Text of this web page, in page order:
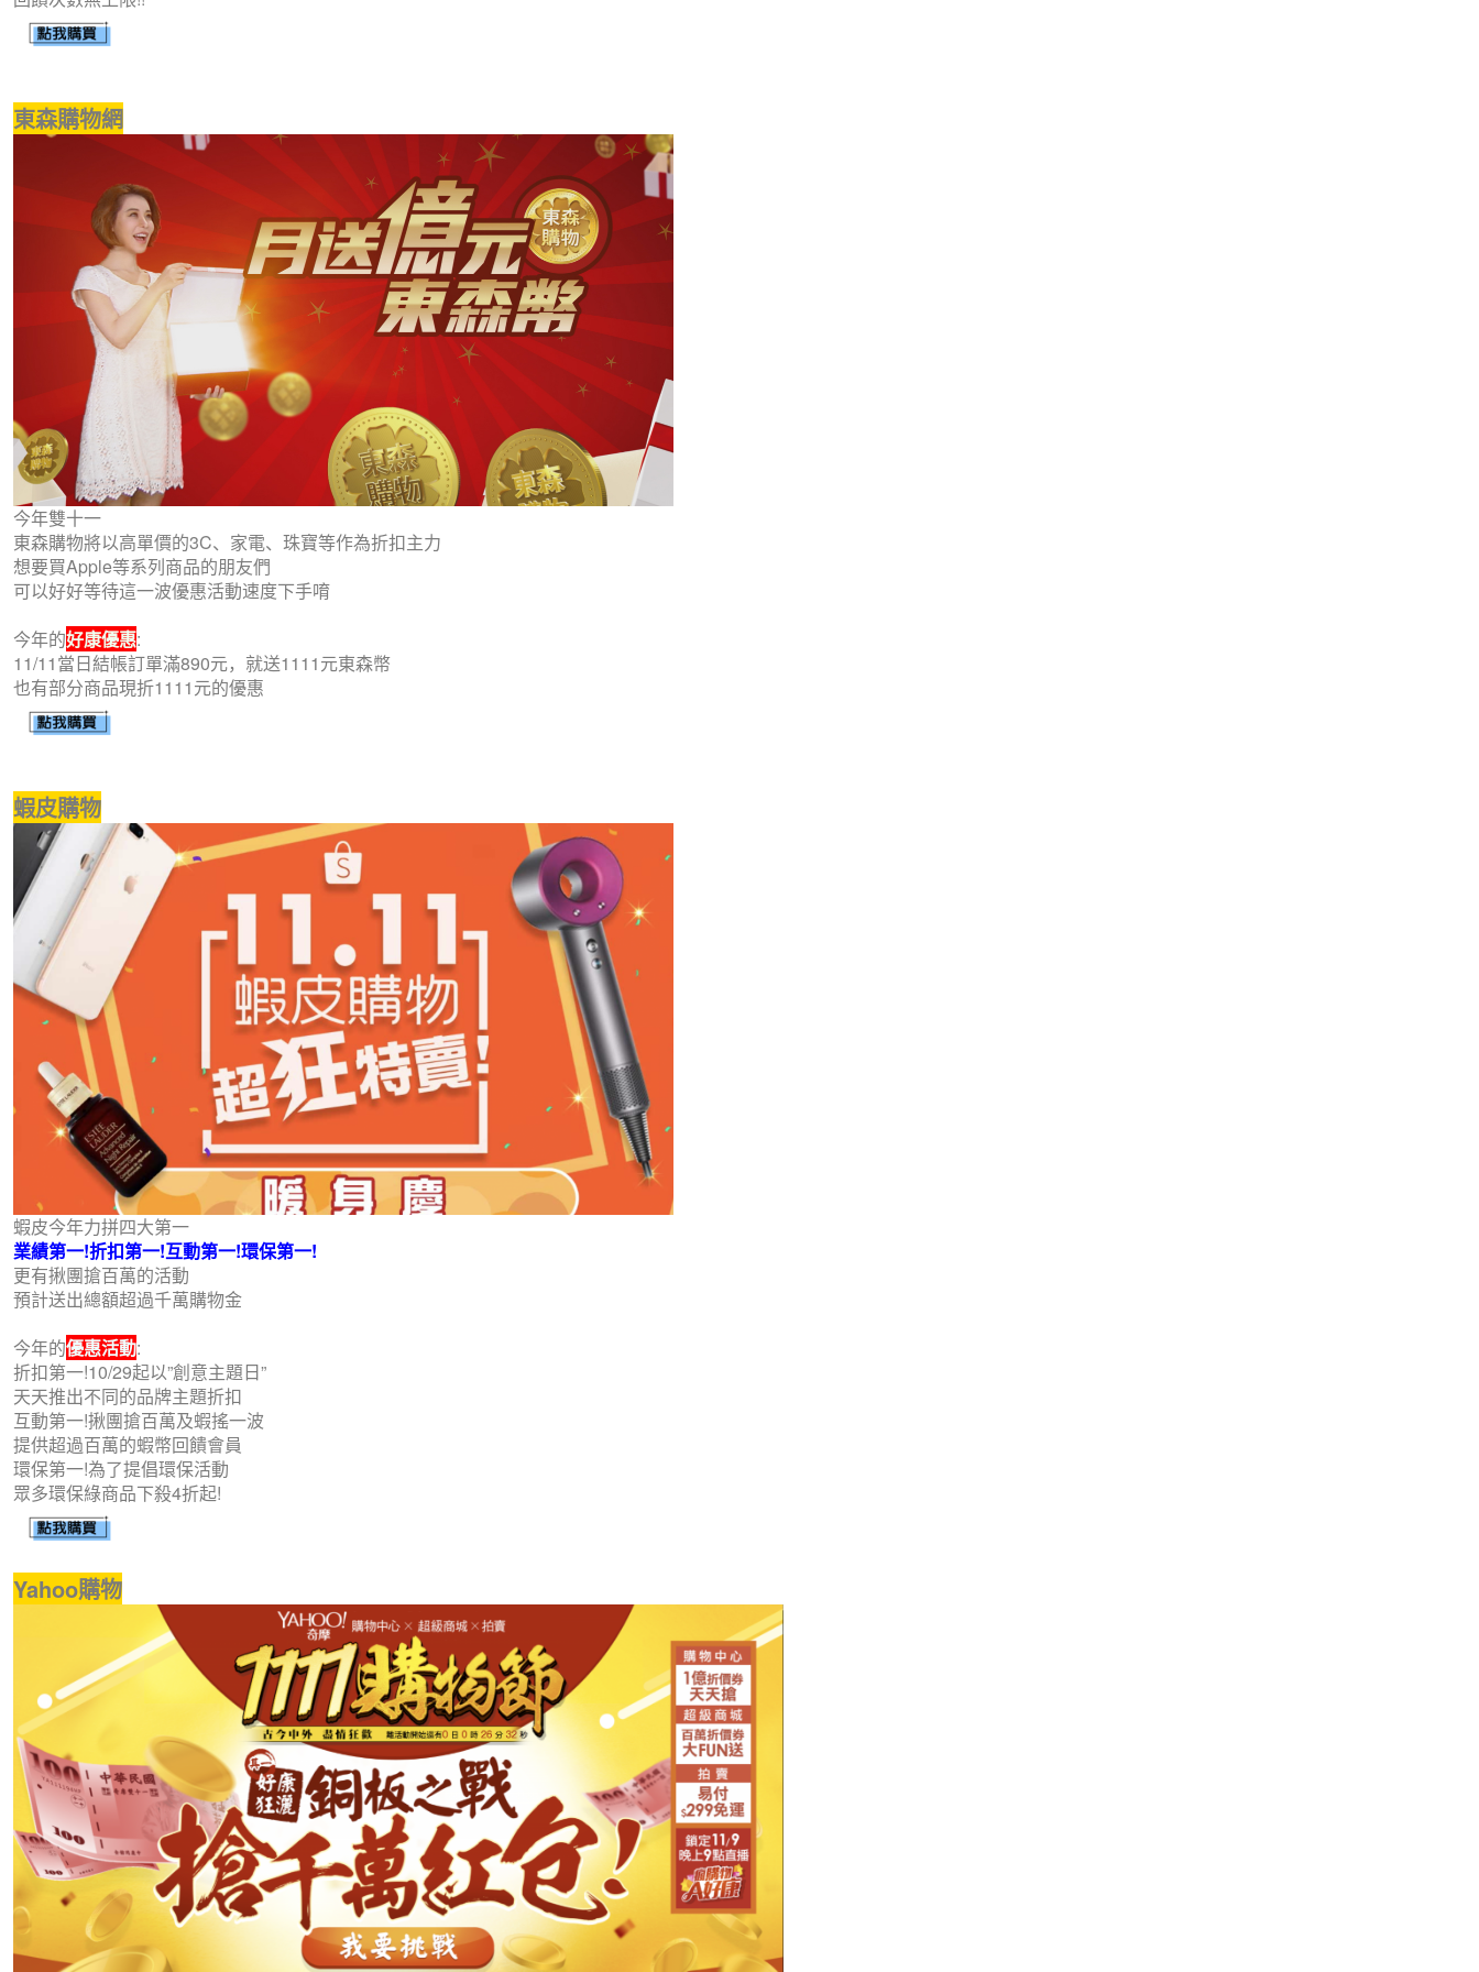
東森購物網
今年雙十一
東森購物將以高單價的3C、家電、珠寶等作為折扣主力
想要買Apple等系列商品的朋友們
可以好好等待這一波優惠活動速度下手唷
今年的好康優惠:
11/11當日結帳訂單滿890元，就送1111元東森幣
也有部分商品現折1111元的優惠
蝦皮購物
蝦皮今年力拼四大第一
業績第一!折扣第一!互動第一!環保第一!
更有揪團搶百萬的活動
預計送出總額超過千萬購物金
今年的優惠活動:
折扣第一!10/29起以”創意主題日”
天天推出不同的品牌主題折扣
互動第一!揪團搶百萬及蝦搖一波
提供超過百萬的蝦幣回饋會員
環保第一!為了提倡環保活動
眾多環保綠商品下殺4折起!
Yahoo購物